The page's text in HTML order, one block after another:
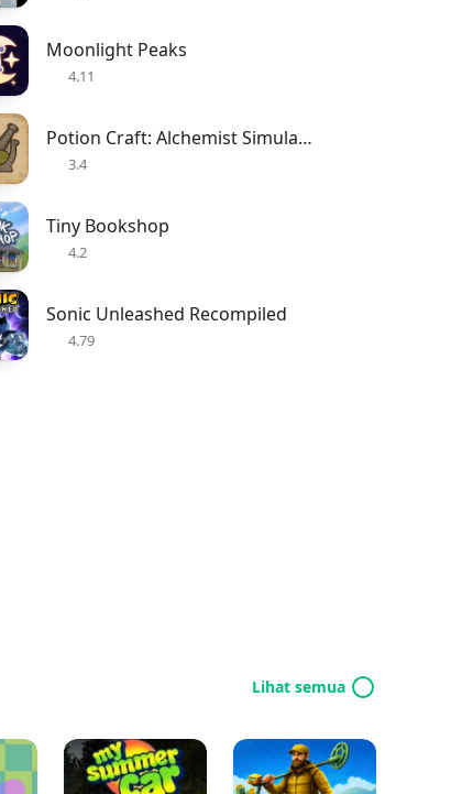
Moonlight Peaks
4.11
Potion Craft: Alchemist Simulator
3.4
Tiny Bookshop
4.2
Sonic Unleashed Recompiled
4.79
Lihat semua